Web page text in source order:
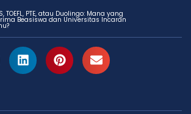
TOEFL, PTE, atau Duolingo: Mana yang
Beasiswa dan Universitas Incaran